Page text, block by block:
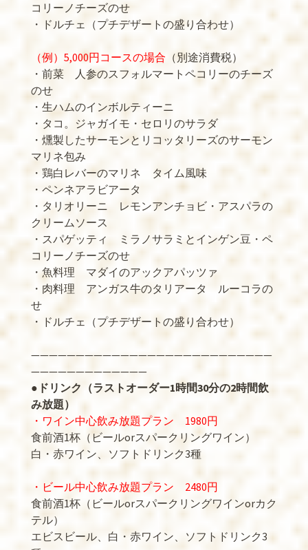
コリーノチーズのせ
・ドルチェ（プチデザートの盛り合わせ）
（例）5,000円コースの場合 （別途消費税）
・前菜 人参のスフォルマートペコリーのチーズ
のせ
・生ハムのインボルティーニ
・タコ。ジャガイモ・セロリのサラダ
・燻製したサーモンとリコッタリーズのサーモン
マリネ包み
・鶏白レバーのマリネ タイム風味
・ペンネアラビアータ
・タリオリーニ レモンアンチョビ・アスパラの
クリームソース
・スパゲッティ ミラノサラミとインゲン豆・ペ
コリーノチーズのせ
・魚料理 マダイのアックアパッツァ
・肉料理 アンガス牛のタリアータ ルーコラの
せ
・ドルチェ（プチデザートの盛り合わせ）
———————————————————————————
—————————————
● ドリンク（ラストオーダー1時間30分の2時間飲
み放題）
・ワイン中心飲み放題プラン 1980円
食前酒1杯（ビールorスパークリングワイン）
白・赤ワイン、ソフトドリンク3種
・ビール中心飲み放題プラン 2480円
食前酒1杯（ビールorスパークリングワインorカク
テル）
エビスビール、白・赤ワイン、ソフトドリンク3